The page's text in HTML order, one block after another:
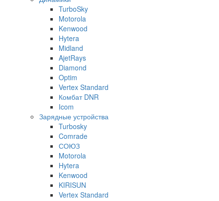
TurboSky
Motorola
Kenwood
Hytera
Midland
AjetRays
Diamond
Optim
Vertex Standard
Комбат DNR
Icom
Зарядные устройства
Turbosky
Comrade
СОЮЗ
Motorola
Hytera
Kenwood
KIRISUN
Vertex Standard